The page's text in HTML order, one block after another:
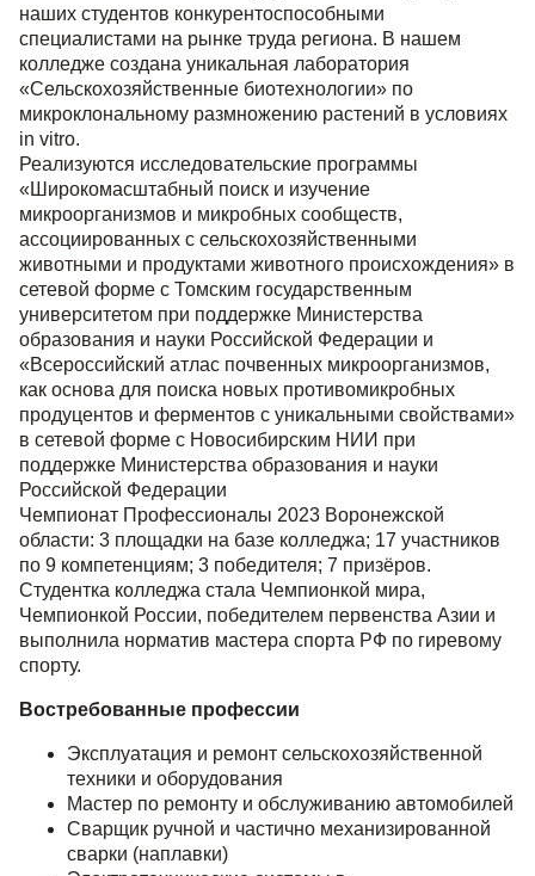
наших студентов конкурентоспособными
специалистами на рынке труда региона. В нашем
колледже создана уникальная лаборатория
«Сельскохозяйственные биотехнологии» по
микроклональному размножению растений в условиях
in vitro.
Реализуются исследовательские программы
«Широкомасштабный поиск и изучение
микроорганизмов и микробных сообществ,
ассоциированных с сельскохозяйственными
животными и продуктами животного происхождения» в
сетевой форме с Томским государственным
университетом при поддержке Министерства
образования и науки Российской Федерации и
«Всероссийский атлас почвенных микроорганизмов,
как основа для поиска новых противомикробных
продуцентов и ферментов с уникальными свойствами»
в сетевой форме с Новосибирским НИИ при
поддержке Министерства образования и науки
Российской Федерации
Чемпионат Профессионалы 2023 Воронежской
области: 3 площадки на базе колледжа; 17 участников
по 9 компетенциям; 3 победителя; 7 призёров.
Студентка колледжа стала Чемпионкой мира,
Чемпионкой России, победителем первенства Азии и
выполнила норматив мастера спорта РФ по гиревому
спорту.
Востребованные профессии
Эксплуатация и ремонт сельскохозяйственной
техники и оборудования
Мастер по ремонту и обслуживанию автомобилей
Сварщик ручной и частично механизированной
сварки (наплавки)